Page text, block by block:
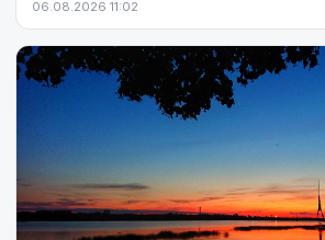
06.08.2026 11:02